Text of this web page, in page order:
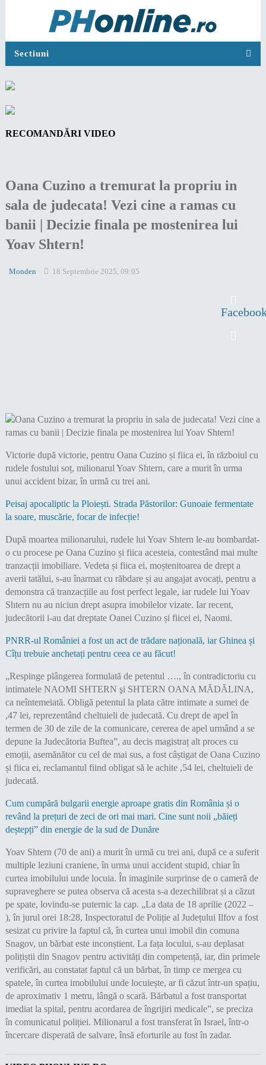
Sectiuni
RECOMANDĂRI VIDEO
Oana Cuzino a tremurat la propriu in
sala de judecata! Vezi cine a ramas cu
banii | Decizie finala pe mostenirea lui
Yoav Shtern!
Monden 18 Septembrie 2025, 09:05
Victorie după victorie, pentru Oana Cuzino și fiica ei, în războiul cu
rudele fostului soț, milionarul Yoav Shtern, care a murit în urma
unui accident bizar, în urmă cu trei ani.
Peisaj apocaliptic la Ploiești. Strada Păstorilor: Gunoaie fermentate
la soare, muscărie, focar de infecție!
După moartea milionarului, rudele lui Yoav Shtern le-au bombardat-
o cu procese pe Oana Cuzino și fiica acesteia, contestând mai multe
tranzacții imobiliare. Vedeta și fiica ei, moștenitoarea de drept a
averii tatălui, s-au înarmat cu răbdare și au angajat avocați, pentru a
demonstra că tranzacțiile au fost perfect legale, iar rudele lui Yoav
Shtern nu au niciun drept asupra imobilelor vizate. Iar recent,
judecătorii i-au dat dreptate Oanei Cuzino și fiicei ei, Naomi.
PNRR-ul României a fost un act de trădare națională, iar Ghinea și
Cîțu trebuie anchetați pentru ceea ce au făcut!
„Respinge plângerea formulată de petentul …., în contradictoriu cu
intimatele NAOMI SHTERN şi SHTERN OANA MĂDĂLINA,
ca neîntemeiată. Obligă petentul la plata către intimate a sumei de
,47 lei, reprezentând cheltuieli de judecată. Cu drept de apel în
termen de 30 de zile de la comunicare, cererea de apel urmând a se
depune la Judecătoria Buftea”, au decis magistraț alt proces cu
emoții, asemănător cu cel de mai sus, a fost câștigat de Oana Cuzino
și fiica ei, reclamantul fiind obligat să le achite ,54 lei, cheltuieli de
judecată.
Cum cumpără bulgarii energie aproape gratis din România și o
revând la prețuri de zeci de ori mai mari. Cine sunt noii „băieți
deștepți” din energie de la sud de Dunăre
Yoav Shtern (70 de ani) a murit în urmă cu trei ani, după ce a suferit
multiple leziuni craniene, în urma unui accident stupid, chiar în
curtea imobilului unde locuia. În imaginile surprinse de o cameră de
supraveghere se putea observa că acesta s-a dezechilibrat și a căzut
pe spate, lovindu-se puternic la cap. „La data de 18 aprilie (2022 –
), în jurul orei 18:28, Inspectoratul de Poliție al Județului Ilfov a fost
sesizat cu privire la faptul că, în curtea unui imobil din comuna
Snagov, un bărbat este inconștient. La fața locului, s-au deplasat
polițiștii din Snagov pentru activități din competență, iar, din primele
verificări, au constatat faptul că un bărbat, în timp ce mergea cu
spatele, în curtea imobilului unde locuiește, ar fi căzut într-un spațiu,
de aproximativ 1 metru, lângă o scară. Bărbatul a fost transportat
imediat la spital, pentru acordarea de îngrijiri medicale”, se preciza
în comunicatul poliției. Milionarul a fost transferat în Israel, într-o
încercare disperată de salvare, însă eforturile au fost în zadar.